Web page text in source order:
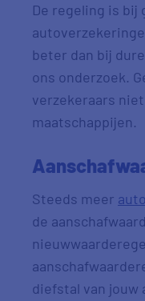
De regeling is bij
beter dan bij
ons onderzoek.
verzekeraars
maatschappijen.
Steeds meer
de
diefstal van jouw